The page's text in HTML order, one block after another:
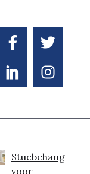
Stucbehang
voor